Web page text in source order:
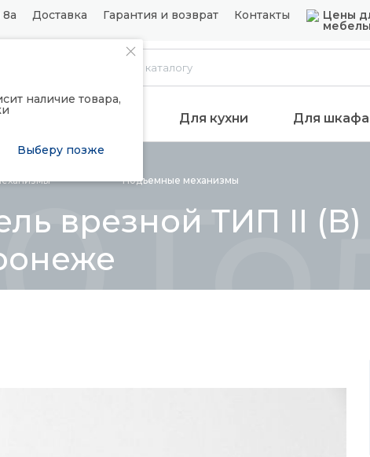
Доставка Гарантия и возврат Контакты Цены
наличие товара,
Выберу позже
механизмы Для кухни Для шкафа
Подъемные механизмы
врезной ТИП II